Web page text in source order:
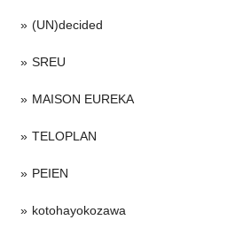
(UN)decided
SREU
MAISON EUREKA
TELOPLAN
PEIEN
kotohayokozawa